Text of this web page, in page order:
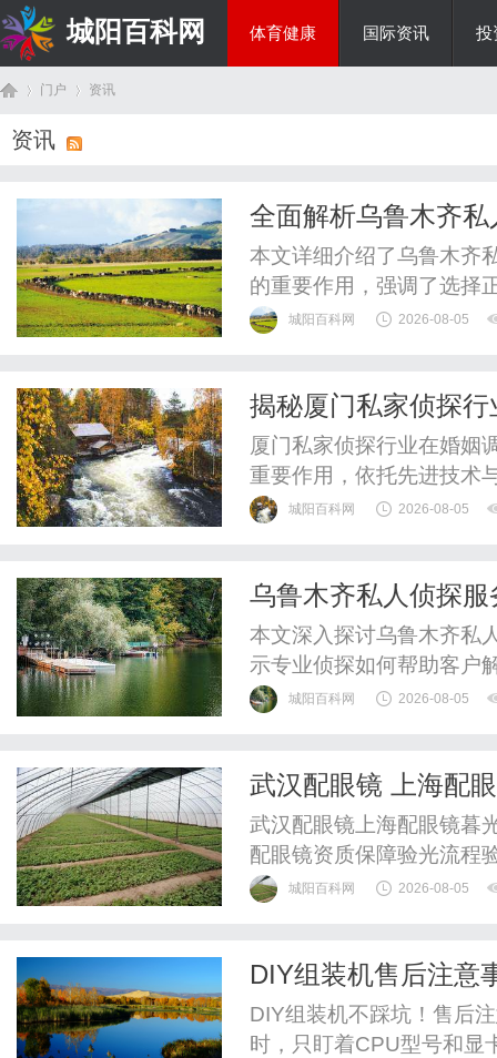
城阳百科网 体育健康 国际资讯 投
门户 资讯
资讯
全面解析乌鲁木齐
本文详细介绍了乌鲁木齐
的重要作用，强调了选择
城阳百科网 2026-08-05
揭秘厦门私家侦探
厦门私家侦探行业在婚姻
重要作用，依托先进技术
样化需求。
城阳百科网 2026-08-05
乌鲁木齐私人侦探
本文深入探讨乌鲁木齐私
示专业侦探如何帮助客户
城阳百科网 2026-08-05
武汉配眼镜 上海配
武汉配眼镜上海配眼镜暮
配眼镜资质保障验光流程
惠，兼顾高专业度与高性
城阳百科网 2026-08-05
DIY组装机售后注意
DIY组装机不踩坑！售后
时，只盯着CPU型号和显